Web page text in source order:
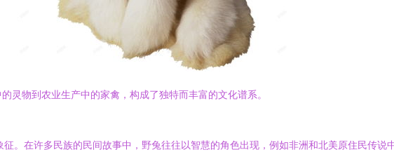
灵物到农业生产中的家禽，构成了独特而丰富的文化谱系。
。在许多民族的民间故事中，野兔往往以智慧的角色出现，例如非洲和北美原住民传说